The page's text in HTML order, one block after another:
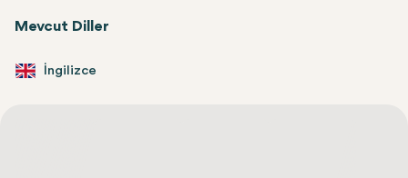
Mevcut Diller
İngilizce